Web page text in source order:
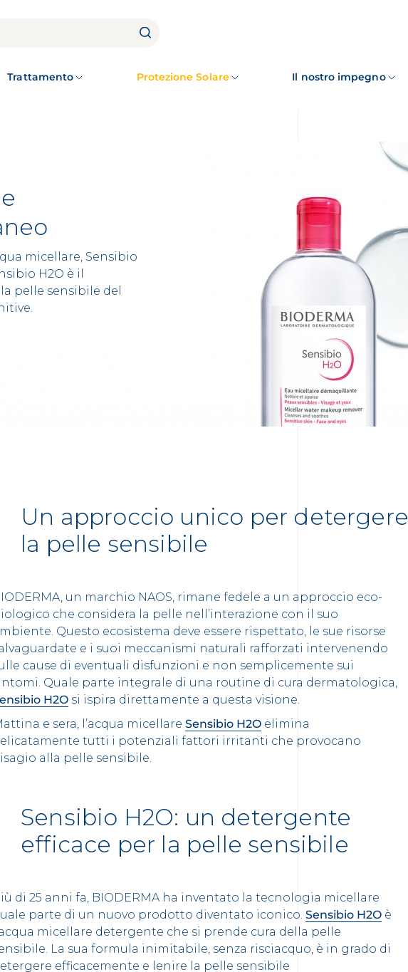
Trattamento Protezione Solare Il nostro impegno
micellare, Sensibio
H2O è il
pelle sensibile del
Un approccio unico per detergere
la pelle sensibile
un marchio NAOS, rimane fedele a un approccio eco-
che considera la pelle nell’interazione con il suo
Questo ecosistema deve essere rispettato, le sue risorse
e i suoi meccanismi naturali rafforzati intervenendo
cause di eventuali disfunzioni e non semplicemente sui
Quale parte integrale di una routine di cura dermatologica,
H2Osi ispira direttamente a questa visione.
e sera, l’acqua micellare Sensibio H2Oelimina
tutti i potenziali fattori irritanti che provocano
alla pelle sensibile.
Sensibio H2O: un detergente
efficace per la pelle sensibile
di 25 anni fa, BIODERMA ha inventato la tecnologia micellare
parte di un nuovo prodotto diventato iconico. Sensibio H2Oè
micellare detergente che si prende cura della pelle
La sua formula inimitabile, senza risciacquo, è in grado di
efficacemente e l enire la pelle sensibile